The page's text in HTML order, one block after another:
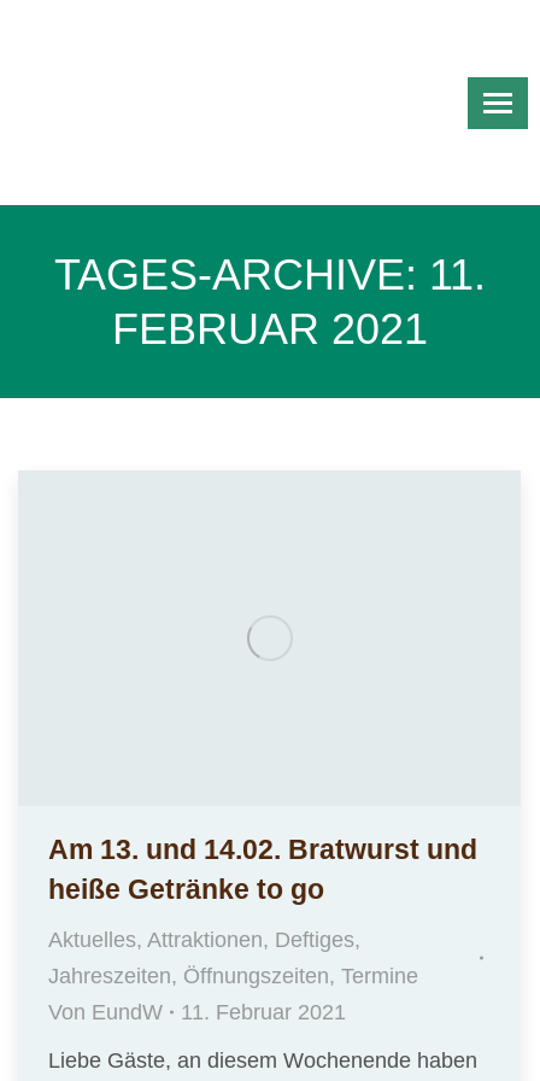
TAGES-ARCHIVE: 11.
FEBRUAR 2021
Am 13. und 14.02. Bratwurst und
heiße Getränke to go
Aktuelles, Attraktionen, Deftiges,
Jahreszeiten, Öffnungszeiten, Termine
Von EundW
11. Februar 2021
Liebe Gäste, an diesem Wochenende haben